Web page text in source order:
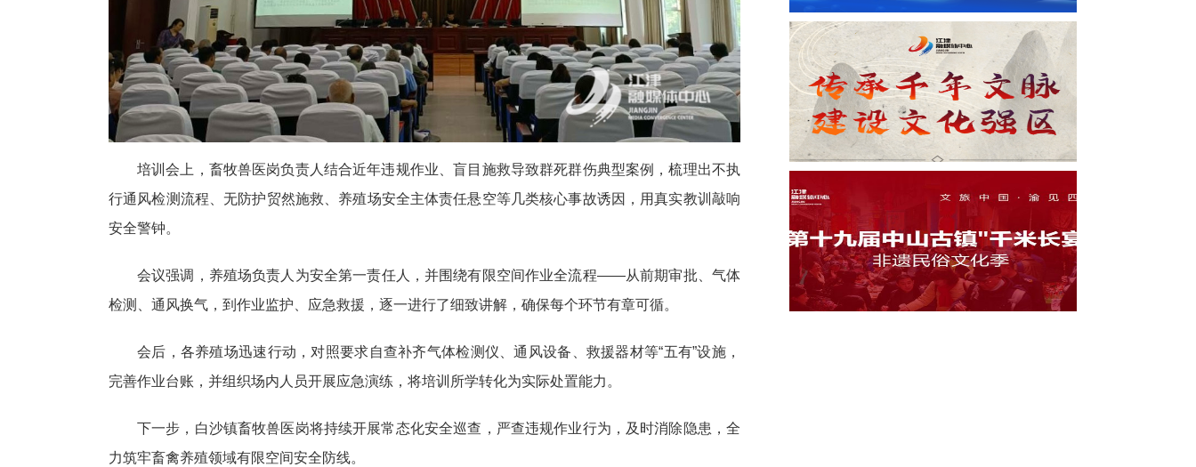
培训会上，畜牧兽医岗负责人结合近年违规作业、盲目施救导致群死群伤典型案例，梳理出不执
行通风检测流程、无防护贸然施救、养殖场安全主体责任悬空等几类核心事故诱因，用真实教训敲响
安全警钟。
会议强调，养殖场负责人为安全第一责任人，并围绕有限空间作业全流程——从前期审批、气体
检测、通风换气，到作业监护、应急救援，逐一进行了细致讲解，确保每个环节有章可循。
会后，各养殖场迅速行动，对照要求自查补齐气体检测仪、通风设备、救援器材等“五有”设施，
完善作业台账，并组织场内人员开展应急演练，将培训所学转化为实际处置能力。
下一步，白沙镇畜牧兽医岗将持续开展常态化安全巡查，严查违规作业行为，及时消除隐患，全
力筑牢畜禽养殖领域有限空间安全防线。